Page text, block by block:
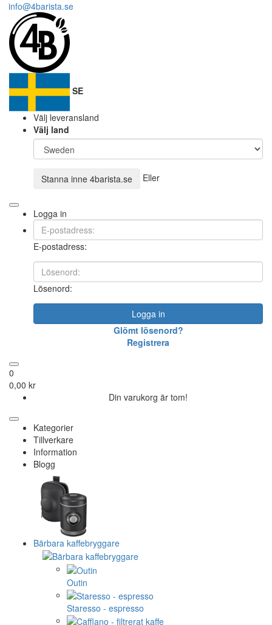
info@4barista.se
SE
Välj leveransland
Välj land
Stanna inne 4barista.se Eller
Logga in
E-postadress:
Lösenord:
Logga in
Glömt lösenord?
Registrera
0
0,00 kr
Din varukorg är tom!
Kategorier
Tillverkare
Information
Blogg
Bärbara kaffebryggare
Outin
Staresso - espresso